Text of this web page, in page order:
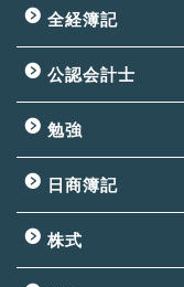
全経簿記
公認会計士
勉強
日商簿記
株式